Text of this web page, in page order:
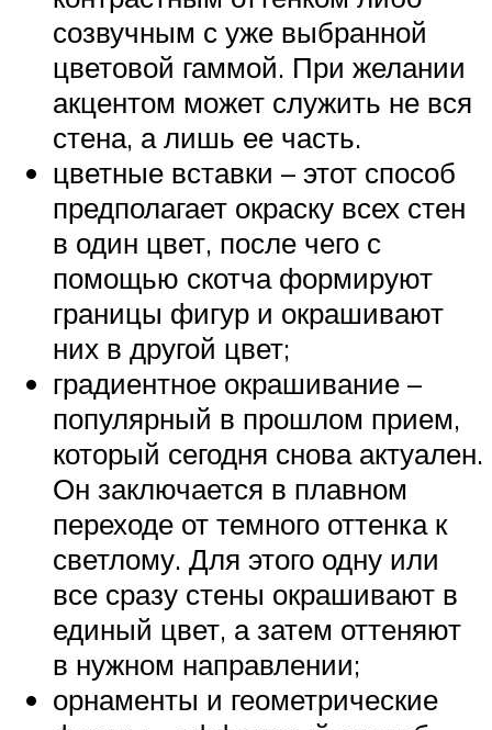
созвучным с уже выбранной
цветовой гаммой. При желании
акцентом может служить не вся
стена, а лишь ее часть.
цветные вставки – этот способ
предполагает окраску всех стен
в один цвет, после чего с
помощью скотча формируют
границы фигур и окрашивают
них в другой цвет;
градиентное окрашивание –
популярный в прошлом прием,
который сегодня снова актуален.
Он заключается в плавном
переходе от темного оттенка к
светлому. Для этого одну или
все сразу стены окрашивают в
единый цвет, а затем оттеняют
в нужном направлении;
орнаменты и геометрические